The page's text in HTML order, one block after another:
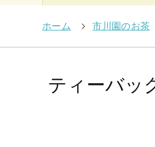
ホーム > 市川園のお茶
ティーバッ